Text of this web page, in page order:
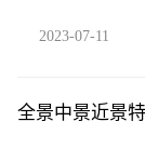
2023-07-11
全景中景近景